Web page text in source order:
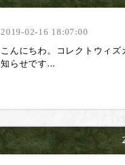
2019-02-16 18:07:00
こんにちわ。コレクトウィ
知らせです...